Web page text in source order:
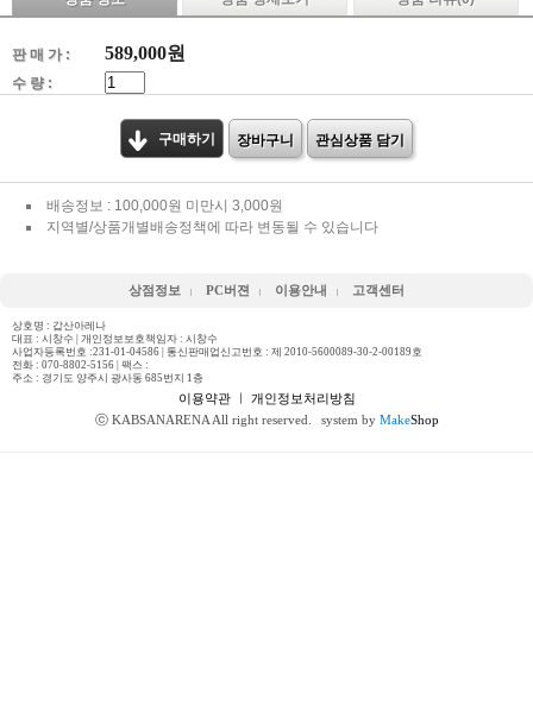
판 매 가 : 589,000원
수 량 :
구매하기 장바구니 관심상품 담기
배송정보 : 100,000원 미만시 3,000원
지역별/상품개별배송정책에 따라 변동될 수 있습니다
상점정보 PC버젼 이용안내 고객센터
상호명 : 갑산아레나
대표 : 시창수 | 개인정보보호책임자 : 시창수
사업자등록번호 :231-01-04586 | 통신판매업신고번호 : 제 2010-5600089-30-2-00189호
전화 : 070-8802-5156 | 팩스 :
주소 : 경기도 양주시 광사동 685번지 1층
이용약관ㅣ 개인정보처리방침
ⓒ KABSANARENA All right reserved.
system by MakeShop